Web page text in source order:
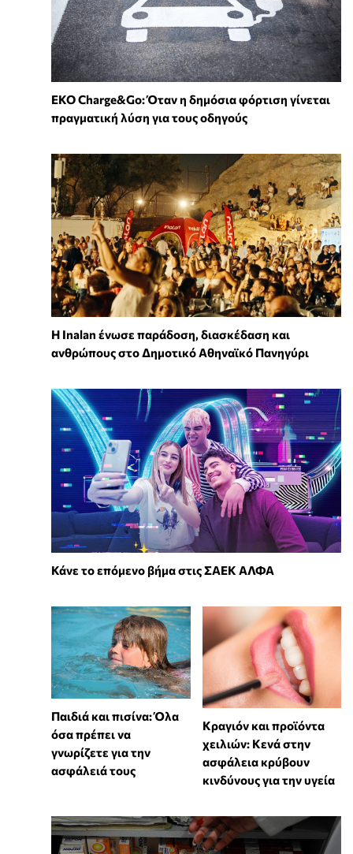
EKO Charge&Go: Όταν η δημόσια φόρτιση γίνεται
πραγματική λύση για τους οδηγούς
Η Inalan ένωσε παράδοση, διασκέδαση και
ανθρώπους στο Δημοτικό Αθηναϊκό Πανηγύρι
Κάνε το επόμενο βήμα στις ΣΑΕΚ ΑΛΦΑ
Παιδιά και πισίνα: Όλα
όσα πρέπει να
γνωρίζετε για την
ασφάλειά τους
Κραγιόν και προϊόντα
χειλιών: Κενά στην
ασφάλεια κρύβουν
κινδύνους για την υγεία